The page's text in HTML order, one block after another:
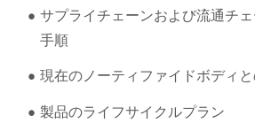
サプライチェーンおよび流通チ
手順
現在のノーティファイドボディ
製品のライフサイクルプラン